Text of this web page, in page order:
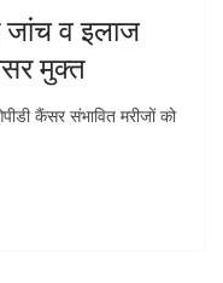
व इलाज
मुक्त
कैंसर संभावित मरीजों को